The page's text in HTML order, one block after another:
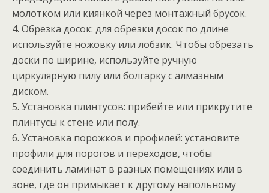
молотком или киянкой через монтажный брусок.
4. Обрезка досок: для обрезки досок по длине
используйте ножовку или лобзик. Чтобы обрезать
доски по ширине, используйте ручную
циркулярную пилу или болгарку с алмазным
диском.
5. Установка плинтусов: прибейте или прикрутите
плинтусы к стене или полу.
6. Установка порожков и профилей: установите
профили для порогов и переходов, чтобы
соединить ламинат в разных помещениях или в
зоне, где он примыкает к другому напольному